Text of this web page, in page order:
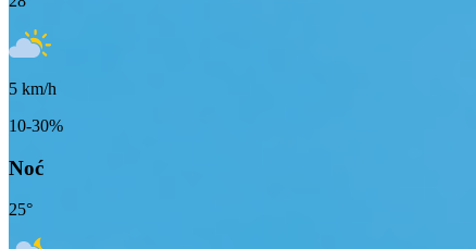
5 km/h
10-30%
Noć
25°